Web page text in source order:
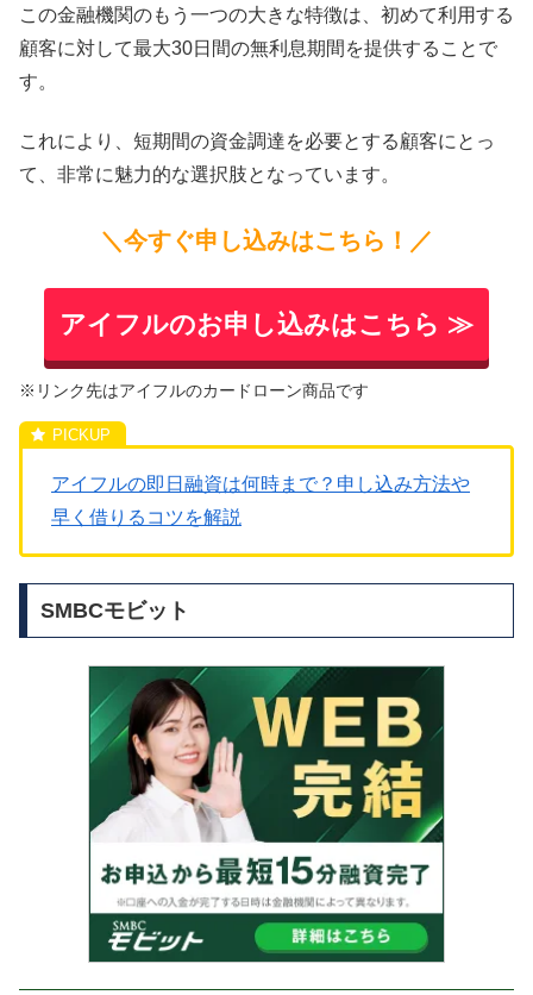
この金融機関のもう一つの大きな特徴は、初めて利用する
顧客に対して最大30日間の無利息期間を提供することで
す。
これにより、短期間の資金調達を必要とする顧客にとっ
て、非常に魅力的な選択肢となっています。
＼今すぐ申し込みはこちら！／
アイフルのお申し込みはこちら ≫
※リンク先はアイフルのカードローン商品です
アイフルの即日融資は何時まで？申し込み方法や
早く借りるコツを解説
SMBCモビット